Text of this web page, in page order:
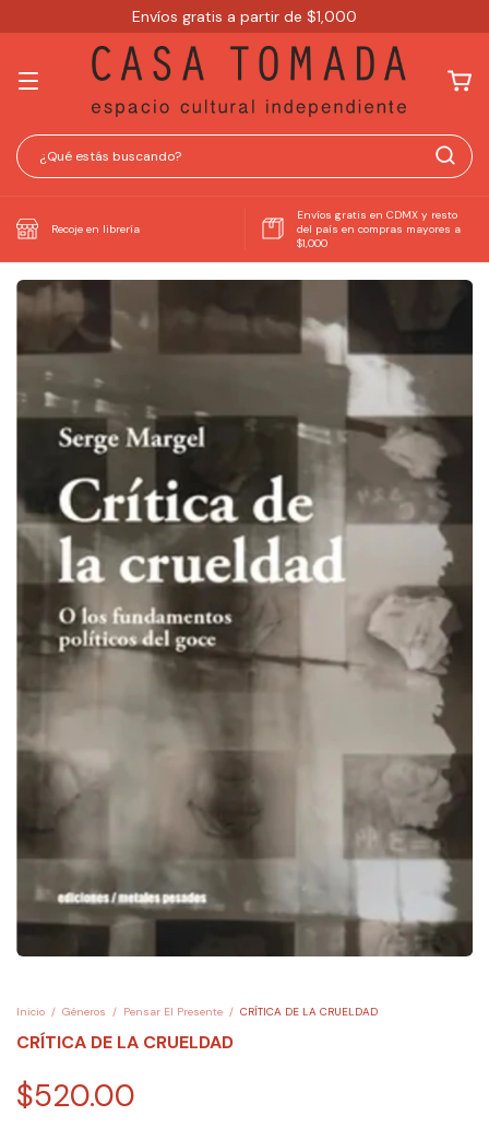
Envíos gratis a partir de $1,000
Recoje en librería
Envíos gratis en CDMX y resto
del país en compras mayores a
$1,000
Inicio / Géneros / Pensar El Presente / CRÍTICA DE LA CRUELDAD
CRÍTICA DE LA CRUELDAD
$520.00